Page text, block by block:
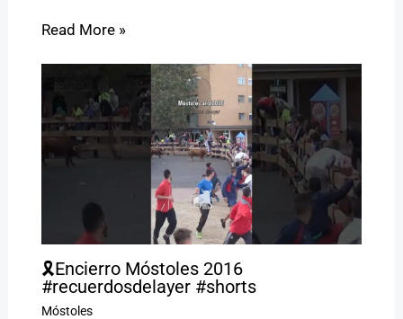
Read More »
🎗️Encierro Móstoles 2016
#recuerdosdelayer #shorts
Móstoles